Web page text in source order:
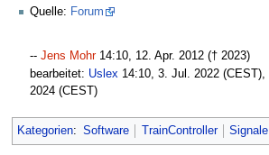
Quelle: Forum
-- Jens Mohr14:10, 12. Apr. 2012‎ († 2023)
bearbeitet: Uslex 14:10, 3. Jul. 2022 (CEST),
2024 (CEST)
Kategorien: Software TrainController Signale